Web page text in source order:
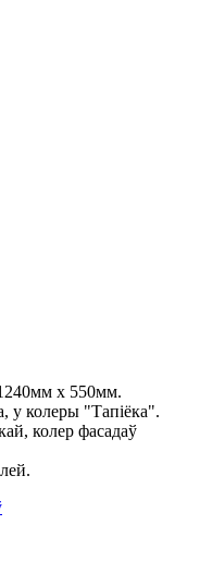
x 550мм.
у колеры "Тапіёка".
колер фасадаў